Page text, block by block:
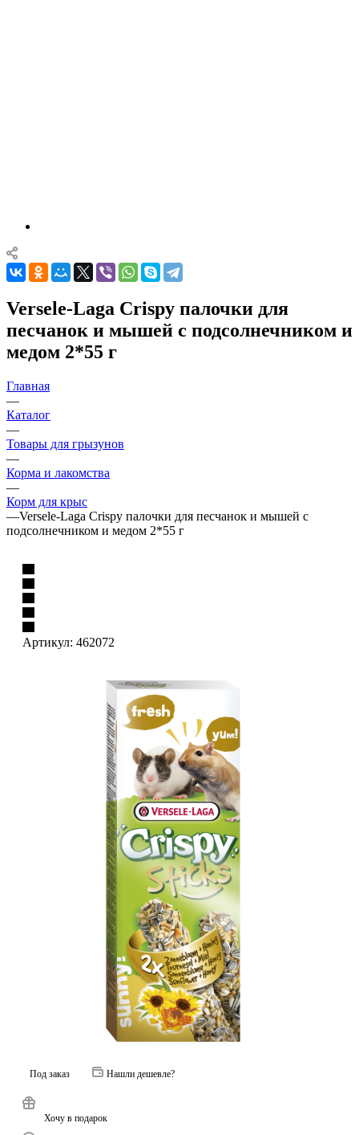
Versele-Laga Crispy палочки для
песчанок и мышей с подсолнечником и
медом 2*55 г
Главная
—
Каталог
—
Товары для грызунов
—
Корма и лакомства
—
Корм для крыс
—Versele-Laga Crispy палочки для песчанок и мышей с
подсолнечником и медом 2*55 г
Артикул: 462072
Под заказ Нашли дешевле?
Хочу в подарок